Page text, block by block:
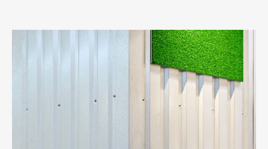
Fashion
GourmetCars
Lifestyle